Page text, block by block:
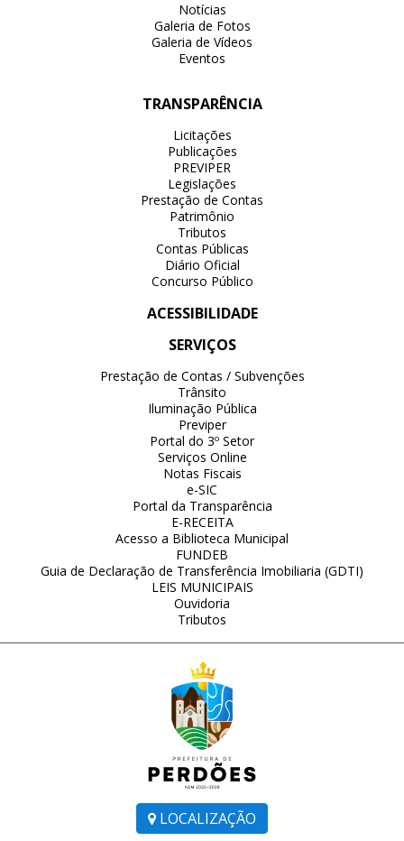
LOCALIZAÇÃO
Notícias
Galeria de Fotos
Galeria de Vídeos
Eventos
TRANSPARÊNCIA
Licitações
Publicações
PREVIPER
Legislações
Prestação de Contas
Patrimônio
Tributos
Contas Públicas
Diário Oficial
Concurso Público
ACESSIBILIDADE
SERVIÇOS
Prestação de Contas / Subvenções
Trânsito
Iluminação Pública
Previper
Portal do 3º Setor
Serviços Online
Notas Fiscais
e-SIC
Portal da Transparência
E-RECEITA
Acesso a Biblioteca Municipal
FUNDEB
Guia de Declaração de Transferência Imobiliaria (GDTI)
LEIS MUNICIPAIS
Ouvidoria
Tributos